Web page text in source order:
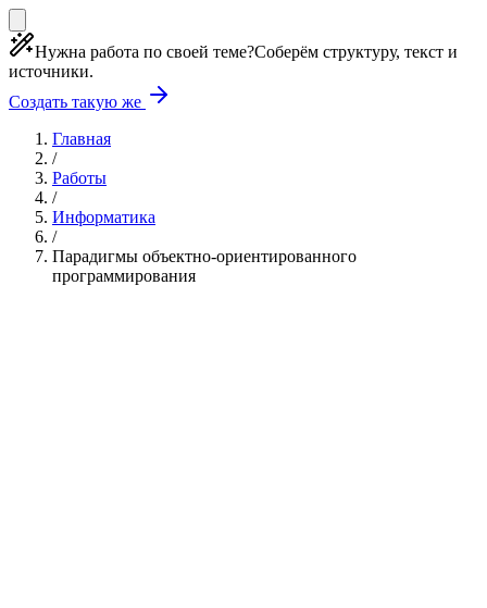
Нужна работа по своей теме?Соберём структуру, текст и
источники.
Создать такую же
Главная
/
Работы
/
Информатика
/
Парадигмы объектно-ориентированного
программирования